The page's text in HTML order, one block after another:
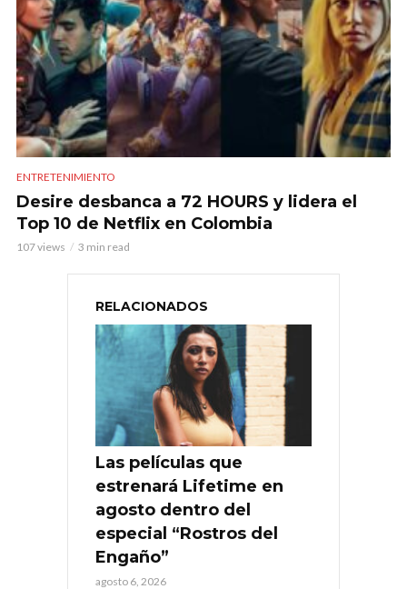
ENTRETENIMIENTO
Desire desbanca a 72 HOURS y lidera el
Top 10 de Netflix en Colombia
107 views 3 min read
RELACIONADOS
Las películas que
estrenará Lifetime en
agosto dentro del
especial “Rostros del
Engaño”
agosto 6, 2026